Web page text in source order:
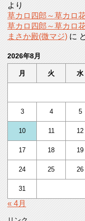
より
草カロ四郎～草カロ
草カロ四郎～草カロ
まさか殿(微マジ) に
2026年8月
月 火 水
3 4 5
10 11 12
17 18 19
24 25 26
31
« 4月